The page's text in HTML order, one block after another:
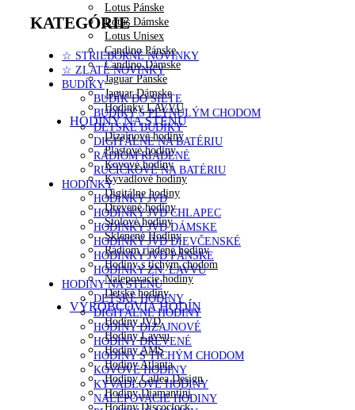
Lotus Pánske
Lotus Dámske
Lotus Unisex
Candino Pánske
Candino Dámske
Jaguar Pánske
Jaguar Dámske
Hodinky LAVVU
HODINY NA STENU
Dizajnové hodiny
Plastové hodiny
Kovové hodiny
Kyvadlové hodiny
Digitálne hodiny
Drevené hodiny
Stolové hodiny
Sklenené Hodiny
Rádiom riadené hodiny
Hodiny s tichým chodom
Nalepovacie hodiny
Detské hodiny
VÝROBCOVIA HODÍN
Hodiny JVD
Hodiny Lavvu
Hodiny AMS
Hodiny Atlanta
Hodiny Callea Design
Hodiny Diamantini
Hodiny Discoclock
KATEGÓRIE
☆ STRIEBORNÉ NOVINKY
☆ ZLATÉ NOVINKY
BUDÍKY
BUDÍK DO SIETE
BUDÍKY S PLYNULÝM CHODOM
DETSKÉ BUDÍKY
DIGITÁLNE NA BATÉRIU
RÁDIOM RIADENÉ
RUČIČKOVÉ NA BATÉRIU
HODINKY
HODINKY JVD
HODINKY JVD CHLAPEC
HODINKY JVD DÁMSKE
HODINKY JVD DIEVČENSKÉ
HODINKY JVD PÁNSKE
HODINKY ZN. LAVVU
HODINY NA STENU
DETSKÉ HODINY
DIGITÁLNE HODINY
HODINY DIZAJNOVÉ
HODINY DREVENÉ
HODINY S TICHÝM CHODOM
KOVOVÉ HODINY
KYVADLOVÉ HODINY
NALEPOVACIE HODINY